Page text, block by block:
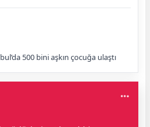
500 bini aşkın çocuğa ulaştı